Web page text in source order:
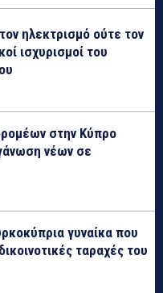
ηλεκτρισμό ούτε τον
ισχυρισμοί του
στην Κύπρο
νέων σε
γυναίκα που
ταραχές του